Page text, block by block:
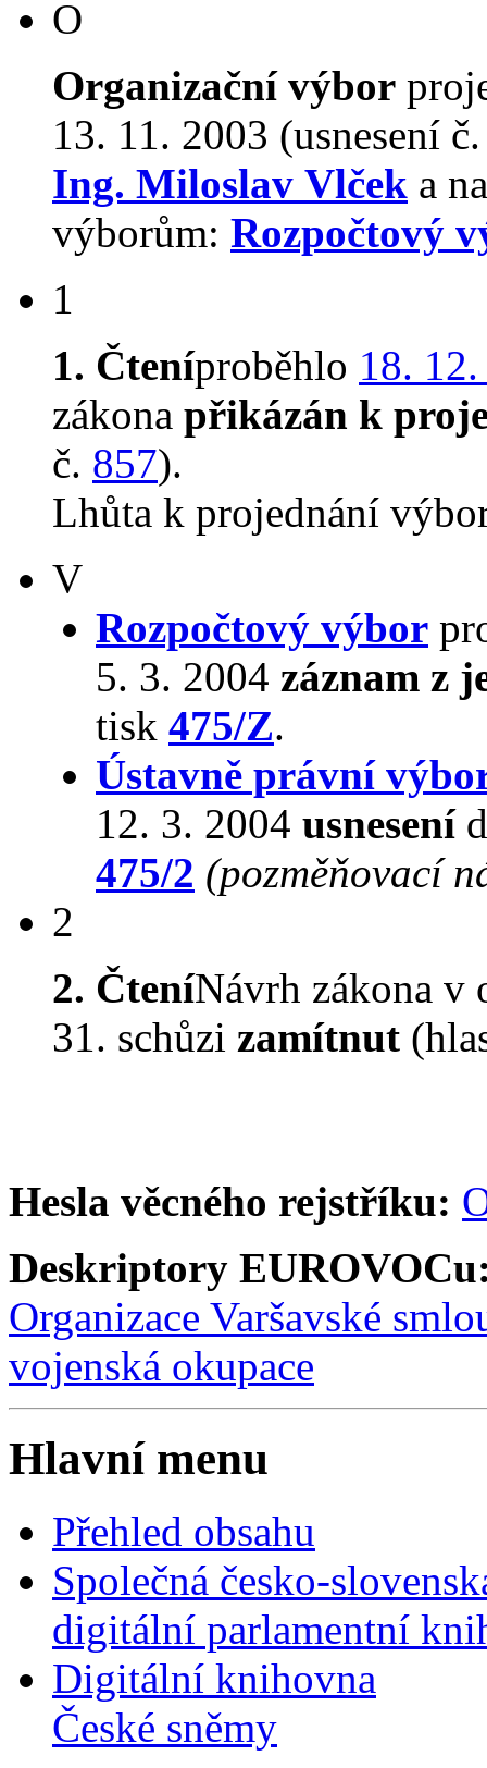
O
Organizační výbor
13. 11. 2003 (usnesení
Ing. Miloslav Vlček a
výborům: Rozpočtový
1
1. Čteníproběhlo 18.
zákona přikázán k
č. 857).
Lhůta k projednání
V
Rozpočtový výbor
5. 3. 2004 záznam z
tisk 475/Z.
Ústavně právní
12. 3. 2004 usnesení
475/2 (pozměňovací
2
2. ČteníNávrh zákona v
31. schůzi zamítnut
Hesla věcného rejstříku:
Deskriptory
Organizace Varšavské
vojenská okupace
Hlavní menu
Přehled obsahu
Společná česko-
digitální parlamentní
Digitální knihovna
České sněmy